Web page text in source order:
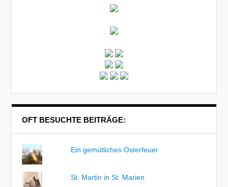
OFT BESUCHTE BEITRÄGE:
Ein gemütliches Osterfeuer
St. Martin in St. Marien